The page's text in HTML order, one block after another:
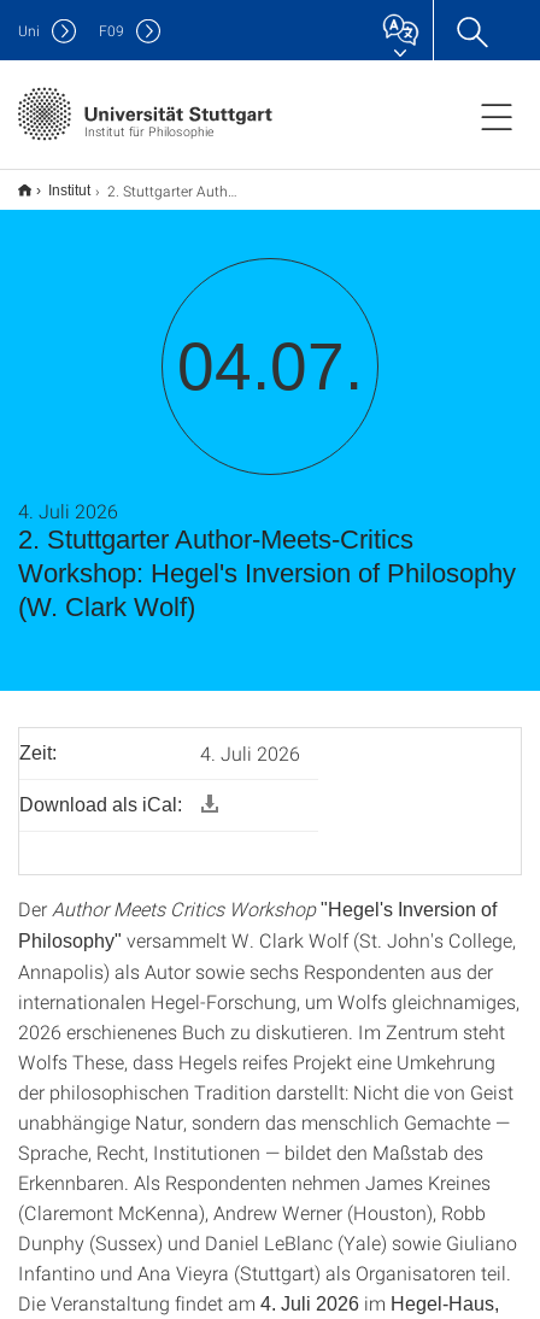
Institut für Philosophie
Uni F09
Institut 2. Stuttgarter Author-Meets-Critics Workshop: Hegel's Inversion of Philosophy (W. Clark Wolf)
04.07.
2. Stuttgarter Author-Meets-Critics
Workshop: Hegel's Inversion of Philosophy
(W. Clark Wolf)
4. Juli 2026
Zeit: 4. Juli 2026
Download als iCal:
Der Author Meets Critics Workshop "Hegel's Inversion of
Philosophy" versammelt W. Clark Wolf (St. John's College,
Annapolis) als Autor sowie sechs Respondenten aus der
internationalen Hegel-Forschung, um Wolfs gleichnamiges,
2026 erschienenes Buch zu diskutieren. Im Zentrum steht
Wolfs These, dass Hegels reifes Projekt eine Umkehrung
der philosophischen Tradition darstellt: Nicht die von Geist
unabhängige Natur, sondern das menschlich Gemachte —
Sprache, Recht, Institutionen — bildet den Maßstab des
Erkennbaren. Als Respondenten nehmen James Kreines
(Claremont McKenna), Andrew Werner (Houston), Robb
Dunphy (Sussex) und Daniel LeBlanc (Yale) sowie Giuliano
Infantino und Ana Vieyra (Stuttgart) als Organisatoren teil.
Die Veranstaltung findet am 4. Juli 2026 im Hegel-Haus,